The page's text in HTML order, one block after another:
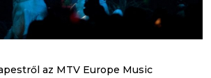
az MTV Europe Music